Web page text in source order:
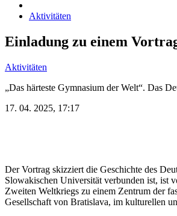
Pfadnavigation
Aktivitäten
Einladung zu einem
Aktivitäten
„Das härteste Gymnasium der Welt“. Das
17. 04. 2025, 17:17
Der Vortrag skizziert die Geschichte des
Slowakischen Universität verbunden ist, ist
Zweiten Weltkriegs zu einem Zentrum der
Gesellschaft von Bratislava, im kulturellen